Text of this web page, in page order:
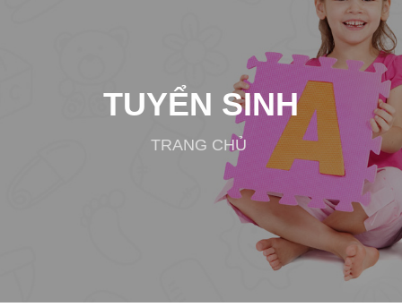
TUYỂN SINH
TRANG CHỦ